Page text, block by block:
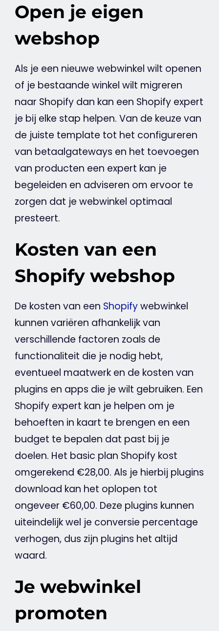
Open je eigen
webshop
Als je een nieuwe webwinkel wilt openen
of je bestaande winkel wilt migreren
naar Shopify dan kan een Shopify expert
je bij elke stap helpen. Van de keuze van
de juiste template tot het configureren
van betaalgateways en het toevoegen
van producten een expert kan je
begeleiden en adviseren om ervoor te
zorgen dat je webwinkel optimaal
presteert.
Kosten van een
Shopify webshop
De kosten van een Shopifywebwinkel
kunnen variëren afhankelijk van
verschillende factoren zoals de
functionaliteit die je nodig hebt,
eventueel maatwerk en de kosten van
plugins en apps die je wilt gebruiken. Een
Shopify expert kan je helpen om je
behoeften in kaart te brengen en een
budget te bepalen dat past bij je
doelen. Het basic plan Shopify kost
omgerekend €28,00. Als je hierbij plugins
download kan het oplopen tot
ongeveer €60,00. Deze plugins kunnen
uiteindelijk wel je conversie percentage
verhogen, dus zijn plugins het altijd
waard.
Je webwinkel
promoten